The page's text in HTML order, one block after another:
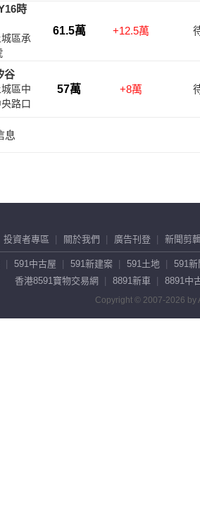
投資者專區 關於我們 廣告刊登 新聞剪
591中古屋 591新建案 591土地
591新
香港8591寶物交易網
8891新車 8891中
Copyright © 2007-2026 by